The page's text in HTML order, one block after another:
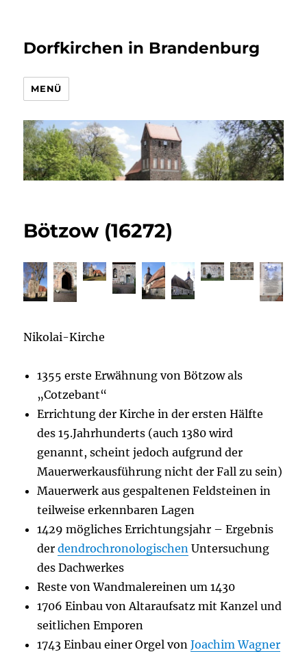
Dorfkirchen in Brandenburg
MENÜ
Bötzow (16272)
Nikolai-Kirche
1355 erste Erwähnung von Bötzow als
„Cotzebant“
Errichtung der Kirche in der ersten Hälfte
des 15.Jahrhunderts (auch 1380 wird
genannt, scheint jedoch aufgrund der
Mauerwerkausführung nicht der Fall zu sein)
Mauerwerk aus gespaltenen Feldsteinen in
teilweise erkennbaren Lagen
1429 mögliches Errichtungsjahr – Ergebnis
derdendrochronologischen Untersuchung
des Dachwerkes
Reste von Wandmalereinen um 1430
1706 Einbau von Altaraufsatz mit Kanzel und
seitlichen Emporen
1743 Einbau einer Orgel vonJoachim Wagner